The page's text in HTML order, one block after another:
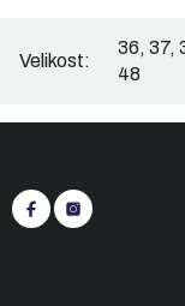
Velikost:
36, 37,
48
a